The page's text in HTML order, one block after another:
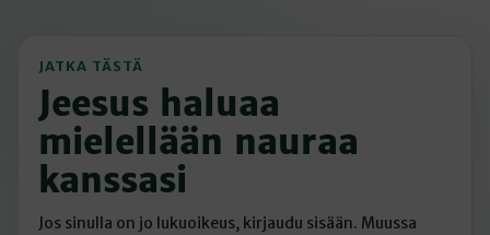
JATKA TÄSTÄ
Jeesus haluaa
mielellään nauraa
kanssasi
Jos sinulla on jo lukuoikeus, kirjaudu sisään. Muussa